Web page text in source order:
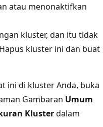
atau menonaktifkan
kluster, dan itu tidak
kluster ini dan buat
ini di kluster Anda, buka
Gambaran Umum
Klusterdalam